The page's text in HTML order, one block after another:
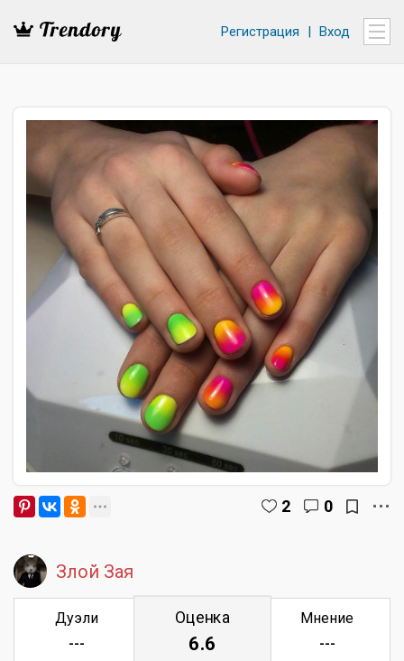
Регистрация | Вход
2 0
Злой Зая
Дуэли
---
Оценка
6.6
Мнение
---